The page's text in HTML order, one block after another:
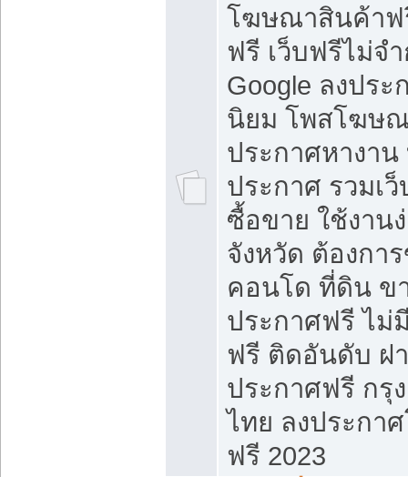
โฆษณาสินค้าฟ
ฟรี เว็บฟรีไม่จ
Google ลงปร
นิยม โพสโฆษ
ประกาศหางาน
ประกาศ รวมเ
ซื้อขาย ใช้งาน
จังหวัด ต้องกา
คอนโด ที่ดิน ข
ประกาศฟรี ไม่
ฟรี ติดอันดับ ฝ
ประกาศฟรี กรุ
ไทย ลงประกา
ฟรี 2023